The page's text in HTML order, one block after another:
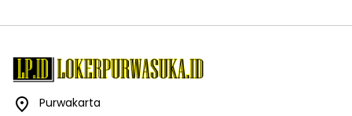
Purwakarta